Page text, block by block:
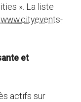
». La liste
www.cityevents-
et
actifs sur